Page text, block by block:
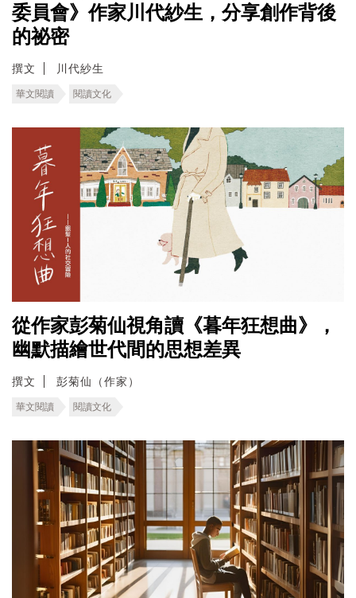
委員會》作家川代紗生，分享創作背後
的祕密
撰文 川代紗生
華文閱讀 閱讀文化
從作家彭菊仙視角讀《暮年狂想曲》，
幽默描繪世代間的思想差異
撰文 彭菊仙（作家）
華文閱讀 閱讀文化